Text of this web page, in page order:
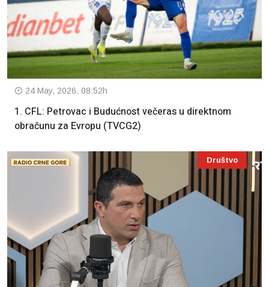
24 May, 2026. 08:52h
1. CFL: Petrovac i Budućnost večeras u direktnom
obračunu za Evropu (TVCG2)
Društvo